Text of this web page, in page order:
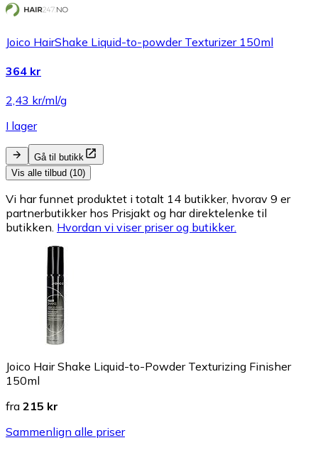
Joico HairShake Liquid-to-powder Texturizer 150ml
364 kr
2,43 kr/ml/g
I lager
Gå til butikk
Vis alle tilbud (10)
Vi har funnet produktet i totalt 14 butikker, hvorav 9 er
partnerbutikker hos Prisjakt og har direktelenke til
butikken. Hvordan vi viser priser og butikker.
Joico Hair Shake Liquid-to-Powder Texturizing Finisher
150ml
fra 215 kr
Sammenlign alle priser